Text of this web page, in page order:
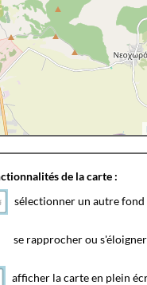
de la carte :
sélectionner un autre fond
se rapprocher ou
afficher la carte en plein